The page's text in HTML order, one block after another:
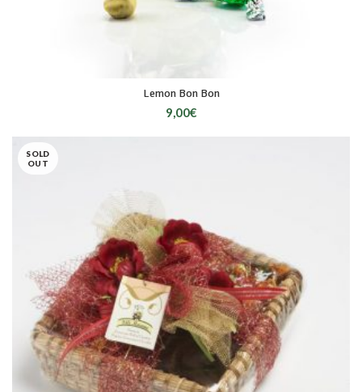
Lemon Bon Bon
9,00€
SOLD
OUT